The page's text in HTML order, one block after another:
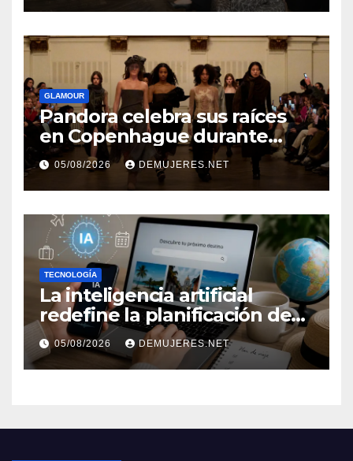
independencia financiera
GLAMOUR
Pandora celebra sus raíces
en Copenhague durante
Copenhagen Fashion Week a
través de alianzas creativas
05/08/2026 DEMUJERES.NET
TECNOLOGÍA
La inteligencia artificial
redefine la planificación de
viajes: Los huéspedes
centran sus decisiones y
expectativas enfocándose en
05/08/2026 DEMUJERES.NET